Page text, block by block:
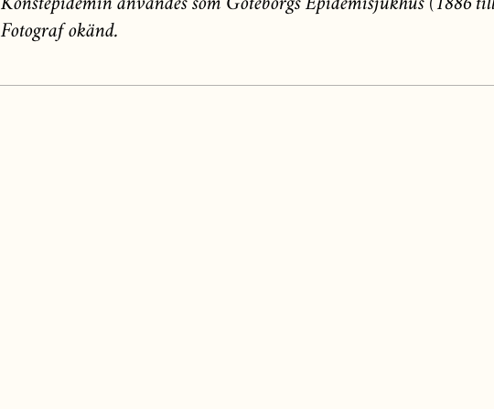
Konstepidemin användes som Göteborgs Epidemisjukhus (1886
Fotograf okänd.